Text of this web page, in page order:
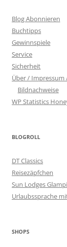
Blog Abonnieren
Buchtipps
Gewinnspiele
Service
Sicherheit
Über / Impressum
Bildnachweise
WP Statistics
BLOGROLL
DT Classics
Reisezäpfchen
Sun Lodges
Urlaubssprache
SHOPS